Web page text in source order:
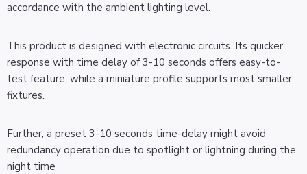
accordance with the ambient lighting level.
This product is designed with electronic circuits. Its quicker
response with time delay of 3-10 seconds offers easy-to-
test feature, while a miniature profile supports most smaller
fixtures.
Further, a preset 3-10 seconds time-delay might avoid
redundancy operation due to spotlight or lightning during the
night time